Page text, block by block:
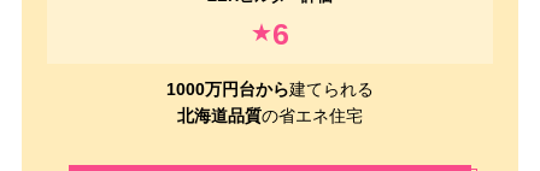
★6
1000万円台から建てられる
北海道品質の省エネ住宅